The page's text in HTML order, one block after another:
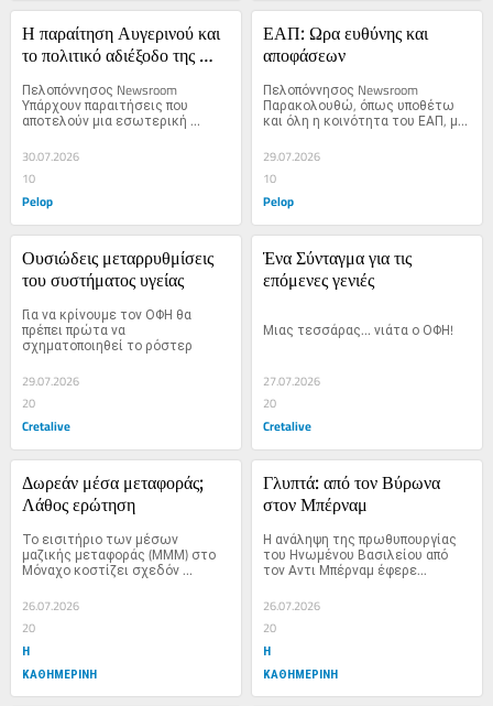
Η παραίτηση Αυγερινού και
το πολιτικό αδιέξοδο της
Πελοπόννησος Newsroom
Υπάρχουν παραιτήσεις που
αποτελούν μια εσωτερική
υπόθεση ενός...
30.07.2026
10
Pelop
ΕΑΠ: Ωρα ευθύνης και
αποφάσεων
Πελοπόννησος Newsroom
Παρακολουθώ, όπως υποθέτω
και όλη η κοινότητα του ΕΑΠ, με
έκδηλη...
29.07.2026
10
Pelop
Ουσιώδεις μεταρρυθμίσεις
του συστήματος υγείας
Για να κρίνουμε τον ΟΦΗ θα
πρέπει πρώτα να
σχηματοποιηθεί το ρόστερ
29.07.2026
20
Cretalive
Ένα Σύνταγμα για τις
επόμενες γενιές
Μιας τεσσάρας… νιάτα ο ΟΦΗ!
27.07.2026
20
Cretalive
Δωρεάν μέσα μεταφοράς;
Λάθος ερώτηση
Το εισιτήριο των μέσων
μαζικής μεταφοράς (ΜΜΜ) στο
Μόναχο κοστίζει σχεδόν
τέσσερα...
26.07.2026
20
Η
ΚΑΘΗΜΕΡΙΝΗ
Γλυπτά: από τον Βύρωνα
στον Μπέρναμ
Η ανάληψη της πρωθυπουργίας
του Ηνωμένου Βασιλείου από
τον Αντι Μπέρναμ έφερε...
26.07.2026
20
Η
ΚΑΘΗΜΕΡΙΝΗ